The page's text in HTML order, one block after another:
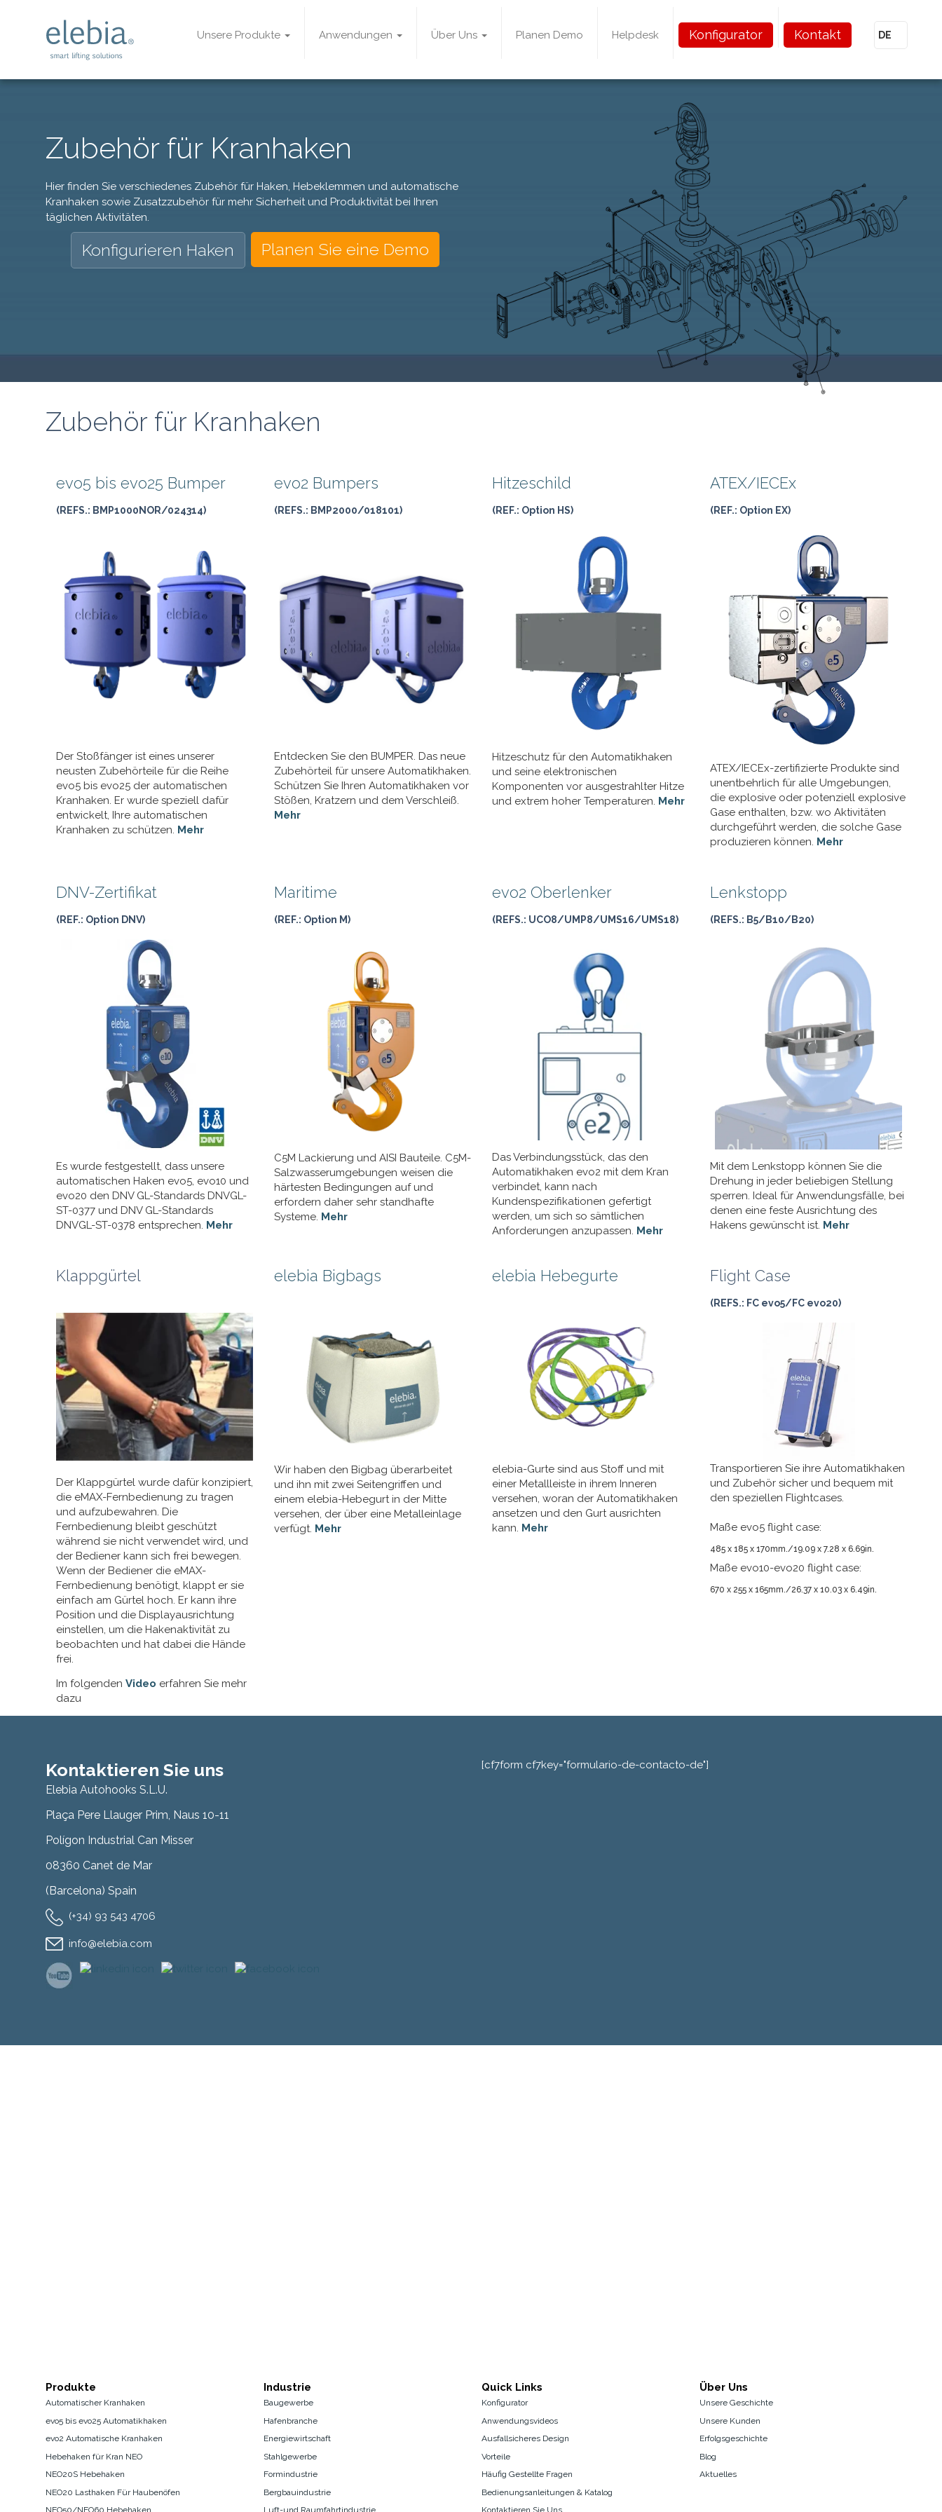
Unsere Produkte Anwendungen Über Uns Planen Demo Helpdesk Konfigurator Kontakt
Zubehör für Kranhaken
Hier finden Sie verschiedenes Zubehör für Haken, Hebeklemmen und automatische
Kranhaken sowie Zusatzzubehör für mehr Sicherheit und Produktivität bei Ihren
täglichen Aktivitäten.
Konfigurieren Haken Planen Sie eine Demo
Zubehör für Kranhaken
evo5 bis evo25 Bumper
(REFS.: BMP1000NOR/024314)
Der Stoßfänger ist eines unserer
neusten Zubehörteile für die Reihe
evo5 bis evo25 der automatischen
Kranhaken. Er wurde speziell dafür
entwickelt, Ihre automatischen
Kranhaken zu schützen. Mehr
evo2 Bumpers
(REFS.: BMP2000/018101)
Entdecken Sie den BUMPER. Das neue
Zubehörteil für unsere Automatikhaken.
Schützen Sie Ihren Automatikhaken vor
Stößen, Kratzern und dem Verschleiß.
Mehr
Hitzeschild
(REF.: Option HS)
Hitzeschutz für den Automatikhaken
und seine elektronischen
Komponenten vor ausgestrahlter Hitze
und extrem hoher Temperaturen. Mehr
ATEX/IECEx
(REF.: Option EX)
ATEX/IECEx-zertifizierte Produkte sind
unentbehrlich für alle Umgebungen,
die explosive oder potenziell explosive
Gase enthalten, bzw. wo Aktivitäten
durchgeführt werden, die solche Gase
produzieren können. Mehr
DNV-Zertifikat
(REF.: Option DNV)
Es wurde festgestellt, dass unsere
automatischen Haken evo5, evo10 und
evo20 den DNV GL-Standards DNVGL-
ST-0377 und DNV GL-Standards
DNVGL-ST-0378 entsprechen. Mehr
Maritime
(REF.: Option M)
C5M Lackierung und AISI Bauteile. C5M-
Salzwasserumgebungen weisen die
härtesten Bedingungen auf und
erfordern daher sehr standhafte
Systeme. Mehr
evo2 Oberlenker
(REFS.: UCO8/UMP8/UMS16/UMS18)
Das Verbindungsstück, das den
Automatikhaken evo2 mit dem Kran
verbindet, kann nach
Kundenspezifikationen gefertigt
werden, um sich so sämtlichen
Anforderungen anzupassen. Mehr
Lenkstopp
(REFS.: B5/B10/B20)
Mit dem Lenkstopp können Sie die
Drehung in jeder beliebigen Stellung
sperren. Ideal für Anwendungsfälle, bei
denen eine feste Ausrichtung des
Hakens gewünscht ist. Mehr
Klappgürtel
Der Klappgürtel wurde dafür konzipiert,
die eMAX-Fernbedienung zu tragen
und aufzubewahren. Die
Fernbedienung bleibt geschützt
während sie nicht verwendet wird, und
der Bediener kann sich frei bewegen.
Wenn der Bediener die eMAX-
Fernbedienung benötigt, klappt er sie
einfach am Gürtel hoch. Er kann ihre
Position und die Displayausrichtung
einstellen, um die Hakenaktivität zu
beobachten und hat dabei die Hände
frei.
Im folgenden Video erfahren Sie mehr
dazu
elebia Bigbags
Wir haben den Bigbag überarbeitet
und ihn mit zwei Seitengriffen und
einem elebia-Hebegurt in der Mitte
versehen, der über eine Metalleinlage
verfügt. Mehr
elebia Hebegurte
elebia-Gurte sind aus Stoff und mit
einer Metallleiste in ihrem Inneren
versehen, woran der Automatikhaken
ansetzen und den Gurt ausrichten
kann. Mehr
Flight Case
(REFS.: FC evo5/FC evo20)
Transportieren Sie ihre Automatikhaken
und Zubehör sicher und bequem mit
den speziellen Flightcases.
Maße evo5 flight case:
485 x 185 x 170mm./19.09 x 7.28 x 6.69in.
Maße evo10-evo20 flight case:
670 x 255 x 165mm./26.37 x 10.03 x 6.49in.
Kontaktieren Sie uns
Elebia Autohooks S.L.U.
Plaça Pere Llauger Prim, Naus 10-11
Polígon Industrial Can Misser
08360 Canet de Mar
(Barcelona) Spain
(+34) 93 543 4706
info@elebia.com
[cf7form cf7key="formulario-de-contacto-de"]
Produkte
Automatischer Kranhaken
evo5 bis evo25 Automatikhaken
evo2 Automatische Kranhaken
Hebehaken für Kran NEO
NEO20S Hebehaken
NEO20 Lasthaken Für Haubenöfen
Industrie
Baugewerbe
Hafenbranche
Energiewirtschaft
Stahlgewerbe
Formindustrie
Bergbauindustrie
Quick Links
Konfigurator
Anwendungsvideos
Ausfallsicheres Design
Vorteile
Häufig Gestellte Fragen
Bedienungsanleitungen & Katalog
Über Uns
Unsere Geschichte
Unsere Kunden
Erfolgsgeschichte
Blog
Aktuelles